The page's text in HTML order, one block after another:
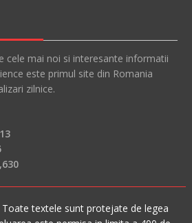
cele mai noi si interesante informatii
este primul site din Romania
zilnice.
textele sunt protejate de legea